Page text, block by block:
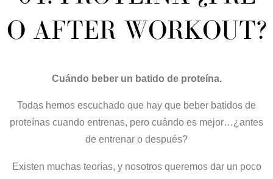
O AFTER WORKOUT?
Cuándo beber un batido de proteína.
Todas hemos escuchado que hay que beber batidos de
proteínas cuando entrenas, pero cuándo es mejor…¿antes
de entrenar o después?
Existen muchas teorías, y nosotros queremos dar un poco